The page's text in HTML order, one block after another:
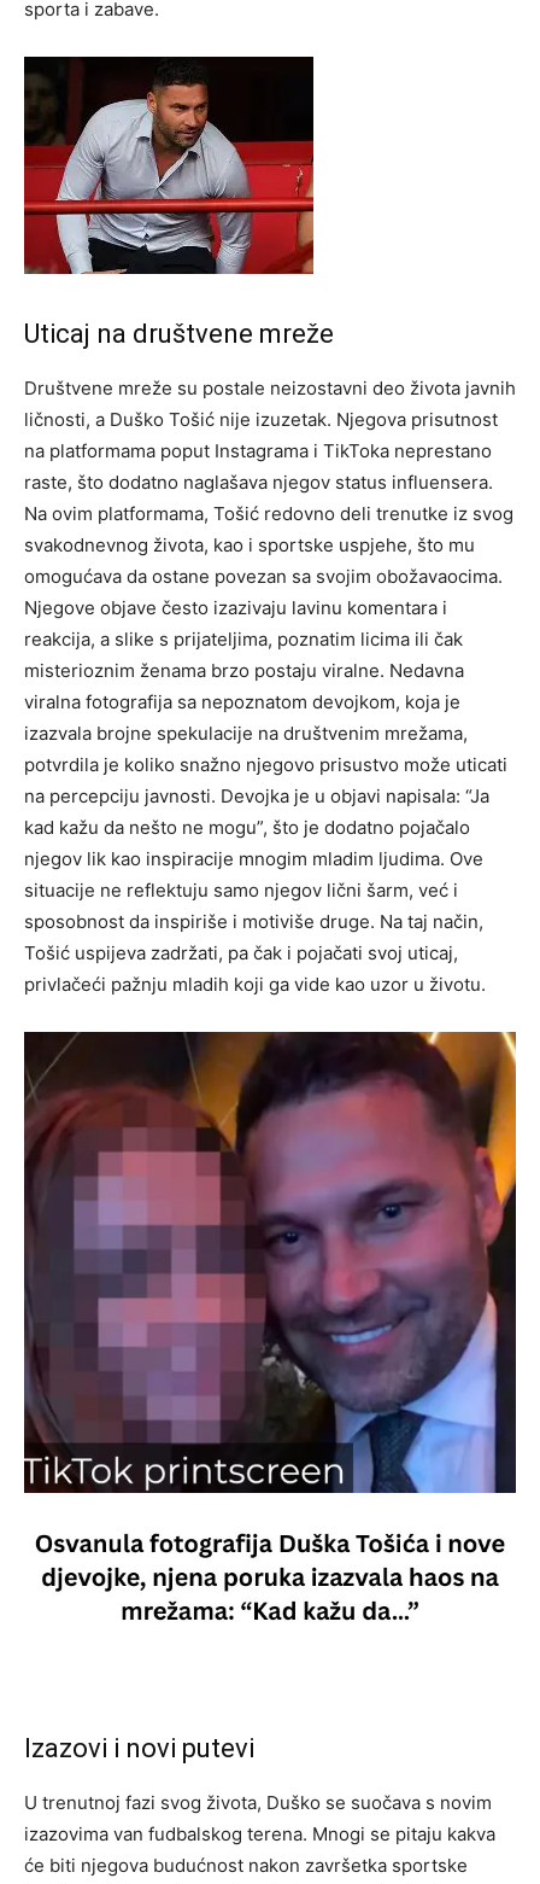
sporta i zabave.
Uticaj na društvene mreže
Društvene mreže su postale neizostavni deo života javnih
ličnosti, a Duško Tošić nije izuzetak. Njegova prisutnost
na platformama poput Instagrama i TikToka neprestano
raste, što dodatno naglašava njegov status influensera.
Na ovim platformama, Tošić redovno deli trenutke iz svog
svakodnevnog života, kao i sportske uspjehe, što mu
omogućava da ostane povezan sa svojim obožavaocima.
Njegove objave često izazivaju lavinu komentara i
reakcija, a slike s prijateljima, poznatim licima ili čak
misterioznim ženama brzo postaju viralne. Nedavna
viralna fotografija sa nepoznatom devojkom, koja je
izazvala brojne spekulacije na društvenim mrežama,
potvrdila je koliko snažno njegovo prisustvo može uticati
na percepciju javnosti. Devojka je u objavi napisala: “Ja
kad kažu da nešto ne mogu”, što je dodatno pojačalo
njegov lik kao inspiracije mnogim mladim ljudima. Ove
situacije ne reflektuju samo njegov lični šarm, već i
sposobnost da inspiriše i motiviše druge. Na taj način,
Tošić uspijeva zadržati, pa čak i pojačati svoj uticaj,
privlačeći pažnju mladih koji ga vide kao uzor u životu.
Izazovi i novi putevi
U trenutnoj fazi svog života, Duško se suočava s novim
izazovima van fudbalskog terena. Mnogi se pitaju kakva
će biti njegova budućnost nakon završetka sportske